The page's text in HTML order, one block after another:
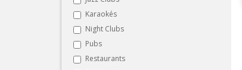
Karaokés
Night Clubs
Pubs
Restaurants